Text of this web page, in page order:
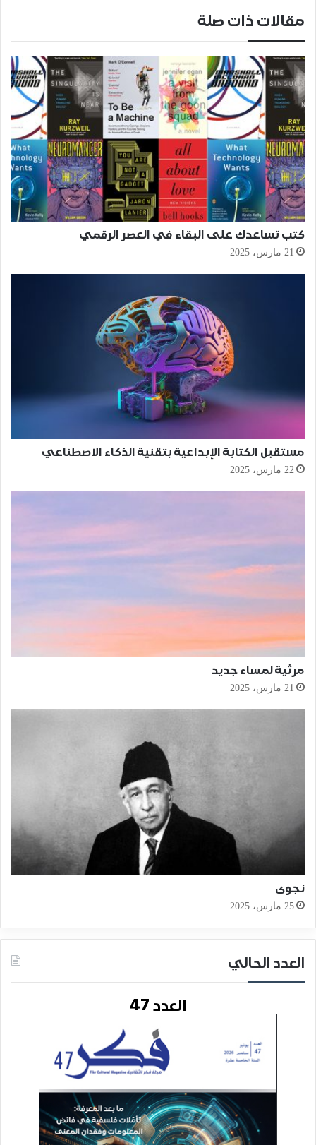
مقالات ذات صلة
كتب تساعدك على البقاء في العصر الرقمي
21 مارس، 2025
مستقبل الكتابة الإبداعية بتقنية الذكاء الاصطناعي
22 مارس، 2025
مرثية لمساء جديد
21 مارس، 2025
نجوى
25 مارس، 2025
العدد الحالي
العدد 47